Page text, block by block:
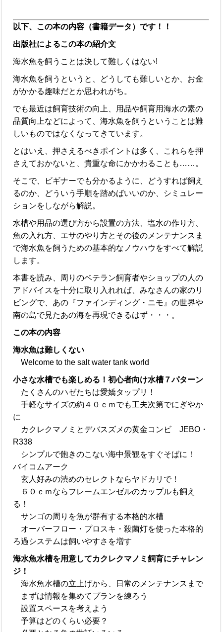
以下、この本の内容（書籍データ）です！！
出版社によるこの本の紹介文
海水魚を飼うことは決して難しくはない!
海水魚を飼うというと、どうしても難しいとか、お金
がかかる趣味だとか思われがち。
でも最近は飼育技術の向上、用品や飼育用海水の素の
品質向上などによって、海水魚を飼うということは難
しいものではなくなってきています。
とはいえ、押さえるべきポイントは多く、これらを押
さえておかないと、貴重な命にかかわることも……。
そこで、ビギナーでも分かるように、どうすれば飼え
るのか、どういう手順を踏めばいいのか、シミュレー
ションをしながら解説。
水槽や用品の選び方から設置の方法、塩水の作り方、
魚の入れ方、エサのやり方とその後のメンテナンスま
で海水魚を飼うための基本的なノウハウをすべて解説
します。
本書を読み、周りのベテラン飼育者やショップの人の
アドバイスを十分に取り入れれば、みなさんの家のリ
ビングで、あの『ファインディング・ニモ』の世界や
南の島で見たあの海を再現できるはず・・・。
この本の内容
海水魚は難しくない
Welcome to the salt water tank world
小さな水槽でも楽しめる！初心者向け水槽７パターン
たくさんのハゼたちは愛嬌タップリ！
手軽なサイズの約４０ｃｍでも工夫次第でにぎやか
に
カクレクマノミとデバスズメの黄金コンビ JEBO・
R338
シンプルで飽きのこない海中景観をすぐそばに！
バイコムアーク
玄人好みの渋めのセレクトならヤドカリで！
６０ｃｍならフレームエンゼルのカップルも飼え
る！
サンゴの周りを魚が群有する本格的水槽
オーバーフロー・プロスキ・殺菌灯を使った本格的
ろ過システムは飼いやすさを増す
海水魚水槽を用意してカクレクマノミ飼育にチャレン
ジ！
海水魚水槽の立上げから、日常のメンテナンスまで
まずは情報を集めてプランを練ろう
設置スペースを考えよう
予算はどのくらい必要？